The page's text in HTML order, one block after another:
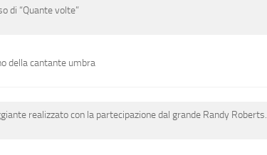
di “Quante volte”
della cantante umbra
realizzato con la partecipazione dal grande Randy Roberts.